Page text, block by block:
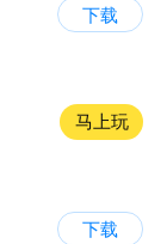
下载
马上玩
下载